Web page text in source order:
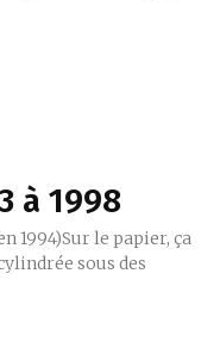
à 1998
sous des